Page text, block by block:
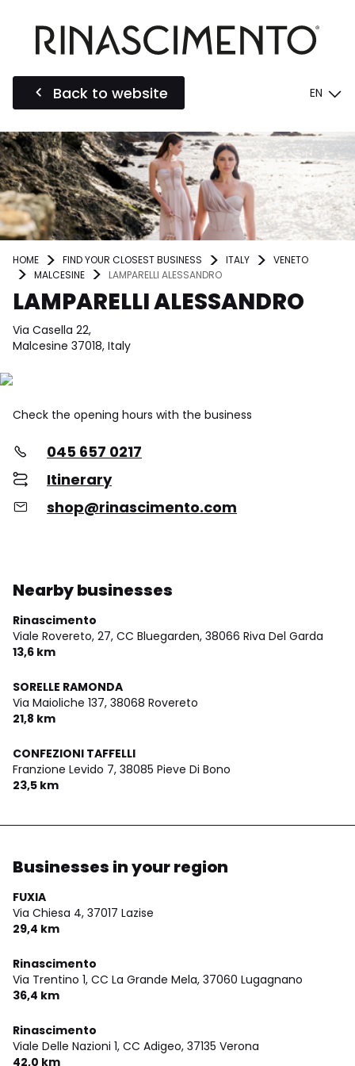
Back to website EN
HOME FIND YOUR CLOSEST BUSINESS ITALY
VENETO
MALCESINE
LAMPARELLI ALESSANDRO
LAMPARELLI ALESSANDRO
Via Casella 22,
Malcesine 37018, Italy
Check the opening hours with the business
045 657 0217
Itinerary
shop@rinascimento.com
Nearby businesses
Rinascimento
Viale Rovereto, 27, CC Bluegarden, 38066 Riva Del Garda
13,6 km
SORELLE RAMONDA
Via Maioliche 137, 38068 Rovereto
21,8 km
CONFEZIONI TAFFELLI
Franzione Levido 7, 38085 Pieve Di Bono
23,5 km
Businesses in your region
FUXIA
Via Chiesa 4, 37017 Lazise
29,4 km
Rinascimento
Via Trentino 1, CC La Grande Mela, 37060 Lugagnano
36,4 km
Rinascimento
Viale Delle Nazioni 1, CC Adigeo, 37135 Verona
42,0 km